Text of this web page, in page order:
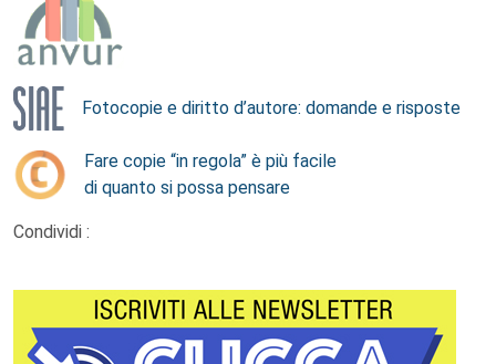
Fotocopie e diritto d’autore: domande e risposte
Fare copie “in regola” è più facile
di quanto si possa pensare
Condividi :